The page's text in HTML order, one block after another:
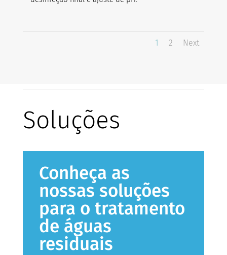
1 2 Next
Soluções
Conheça as
nossas soluções
para o tratamento
de águas
residuais